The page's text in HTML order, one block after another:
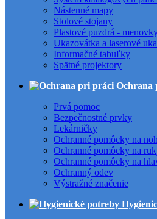
Nástenné mapy
Stolové stojany
Plastové puzdrá -
Ukazovátka a laserové
Informačné tabuľky
Spätné projektory
Ochrana
Prvá pomoc
Bezpečnostné prvky
Lekárničky
Ochranné pomôcky na
Ochranné pomôcky na
Ochranné pomôcky na
Ochranný odev
Výstražné značenie